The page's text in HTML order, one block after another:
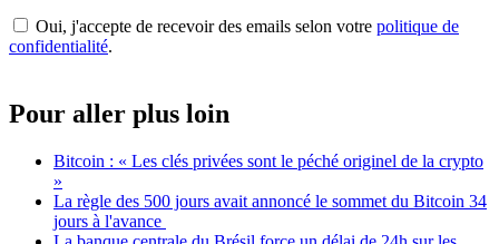
Oui, j'accepte de recevoir des emails selon votre politique de
confidentialité.
Pour aller plus loin
Bitcoin : « Les clés privées sont le péché originel de la crypto
»
La règle des 500 jours avait annoncé le sommet du Bitcoin 34
jours à l'avance